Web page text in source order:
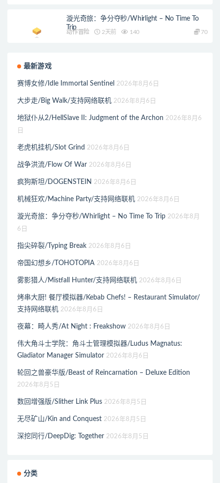
漩光奇旅：争分夺秒/Whirlight – No Time To
Trip
动作冒险 2天前 140 70
最新游戏
赛博女修/Idle Immortal Sentinel 2026年8月6日
大步走/Big Walk/支持网络联机 2026年8月6日
地狱仆从2/HellSlave II: Judgment of the Archon 2026年8月6
日
老虎机挂机/Slot Grind 2026年8月6日
战争洪流/Flow Of War 2026年8月6日
疯狗斯坦/DOGENSTEIN 2026年8月6日
机械狂欢/Machine Party/支持网络联机 2026年8月6日
漩光奇旅：争分夺秒/Whirlight – No Time To Trip 2026年8月
6日
指尖碎裂/Typing Break 2026年8月6日
帝国幻想乡/TOHOTOPIA 2026年8月6日
雾影猎人/Mistfall Hunter/支持网络联机 2026年8月6日
烤串大厨! 餐厅模拟器/Kebab Chefs! – Restaurant Simulator/
支持网络联机 2026年8月6日
夜幕：畸人秀/At Night : Freakshow 2026年8月6日
伟大角斗士学院：角斗士管理模拟器/Ludus Magnatus:
Gladiator Manager Simulator 2026年8月6日
轮回之兽豪华版/Beast of Reincarnation – Deluxe Edition
2026年8月5日
数回增强版/Slither Link Plus 2026年8月5日
无尽矿山/Kin and Conquest 2026年8月5日
深挖同行/DeepDig: Together 2026年8月5日
分类